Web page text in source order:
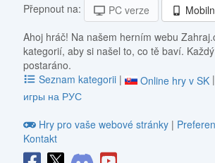
Přepnout na: PC verze
Ahoj hráč! Na našem herním webu
kategorií, aby si našel to, co tě baví.
postaráno.
Seznam kategorii | Online hry v SK |
игры на РУС
Hry pro vaše webové stránky |
Kontakt